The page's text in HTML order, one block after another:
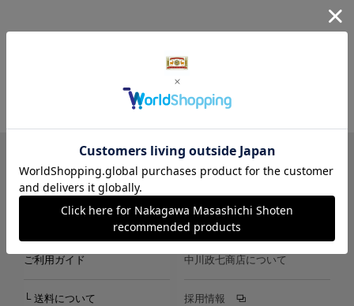
LINE Instagram X Facebook メールマガジン
ご利用ガイド
└ 送料について
中川政七商店について
採用情報